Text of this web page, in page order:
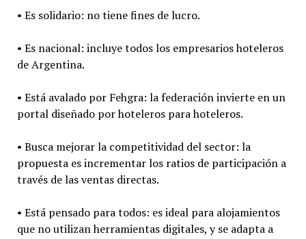
• Es solidario: no tiene fines de lucro.
• Es nacional: incluye todos los empresarios hoteleros
de Argentina.
• Está avalado por Fehgra: la federación invierte en un
portal diseñado por hoteleros para hoteleros.
• Busca mejorar la competitividad del sector: la
propuesta es incrementar los ratios de participación a
través de las ventas directas.
• Está pensado para todos: es ideal para alojamientos
que no utilizan herramientas digitales, y se adapta a